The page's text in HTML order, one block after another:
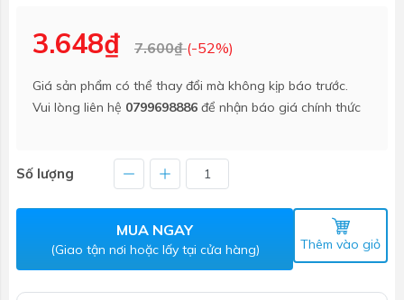
3.648₫ 7.600₫(-52%)
Giá sản phẩm có thể thay đổi mà không kịp báo trước.
Vui lòng liên hệ 0799698886 để nhận báo giá chính thức
Số lượng
MUA NGAY
(Giao tận nơi hoặc lấy tại cửa hàng) Thêm vào giỏ